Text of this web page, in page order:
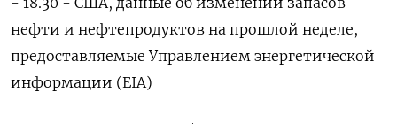
нефти ‍и нефтепродуктов на прошлой неделе,
предоставляемые Управлением энергетической
‍информации (EIA)